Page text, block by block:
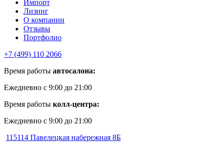
Импорт
Лизинг
О компании
Отзывы
Портфолио
+7 (499) 110 2066
Время работы автосалона:
Ежедневно с 9:00 до 21:00
Время работы колл-центра:
Ежедневно с 9:00 до 21:00
115114 Павелецкая набережная 8Б